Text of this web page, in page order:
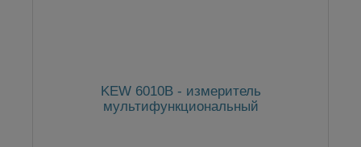
KEW 6010B - измеритель
мультифункциональный